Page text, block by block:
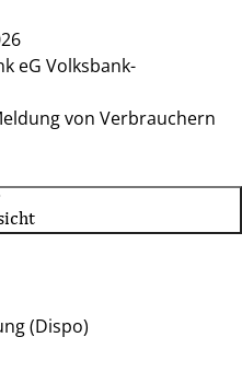
eG Volksbank-
von Verbrauchern
(Dispo)